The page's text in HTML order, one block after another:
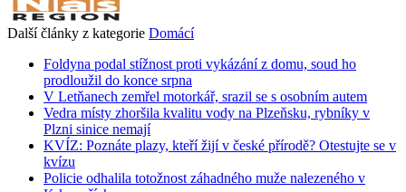
Další články z kategorie Domácí
Foldyna podal stížnost proti vykázání z domu, soud ho
prodloužil do konce srpna
V Letňanech zemřel motorkář, srazil se s osobním autem
Vedra místy zhoršila kvalitu vody na Plzeňsku, rybníky v
Plzni sinice nemají
KVÍZ: Poznáte plazy, kteří žijí v české přírodě? Otestujte se v
kvízu
Policie odhalila totožnost záhadného muže nalezeného v